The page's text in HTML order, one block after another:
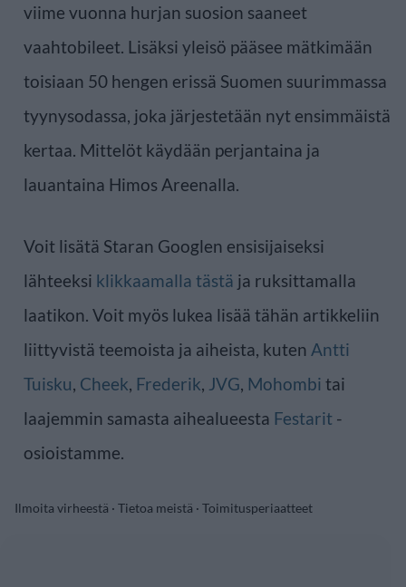
viime vuonna hurjan suosion saaneet
vaahtobileet. Lisäksi yleisö pääsee mätkimään
toisiaan 50 hengen erissä Suomen suurimmassa
tyynysodassa, joka järjestetään nyt ensimmäistä
kertaa. Mittelöt käydään perjantaina ja
lauantaina Himos Areenalla.
Voit lisätä Staran Googlen ensisijaiseksi
lähteeksi klikkaamalla tästä ja ruksittamalla
laatikon. Voit myös lukea lisää tähän artikkeliin
liittyvistä teemoista ja aiheista, kuten Antti
Tuisku, Cheek, Frederik, JVG, Mohombi tai
laajemmin samasta aihealueesta Festarit -
osioistamme.
Ilmoita virheestä · Tietoa meistä · Toimitusperiaatteet